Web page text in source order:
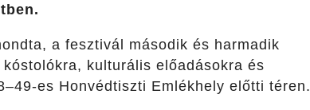
a fesztivál második és harmadik
kulturális előadásokra és
es Honvédtiszti Emlékhely előtti téren.